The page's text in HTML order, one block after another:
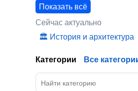
Показать всё
Сейчас актуально
История и архитектура
Категории Все